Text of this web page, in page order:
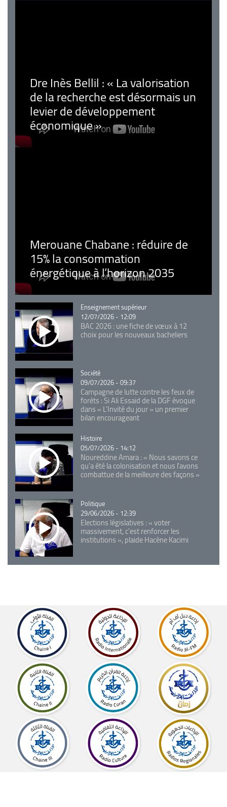
Dre Inès Bellil : « La valorisation
de la recherche est désormais un
levier de développement
économique »
Merouane Chabane : réduire de
15% la consommation
énergétique à l’horizon 2035
Catégorie
Enseignement supérieur
12/07/2026 - 12:09
BAC 2026 : une fiche de vœux à 12
choix pour les nouveaux bacheliers
Catégorie
Société
09/07/2026 - 09:37
Campagne de lutte contre les feux de
forêts : Si Ali Essaid de la DGF évoque
dans « L'Invité du jour » un premier
bilan encourageant
Catégorie
Histoire
05/07/2026 - 14:12
Noureddine Amara : « Nous savons ce
qu’a été la colonisation et nous l’avons
combattue de la meilleure des façons »
Catégorie
Politique
29/06/2026 - 12:39
Elections législatives : « voter
massivement, c'est renforcer les
institutions », plaide Hacène Kacimi